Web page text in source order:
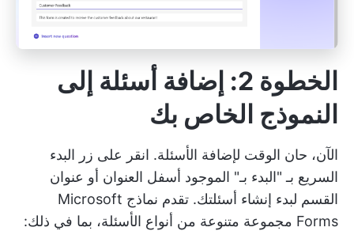
الخطوة 2: إضافة أسئلة إلى
النموذج الخاص بك
الآن، حان الوقت لإضافة الأسئلة. انقر على زر البدء
السريع بـ "البدء بـ" الموجود أسفل العنوان أو عنوان
القسم لبدء إنشاء أسئلتك. تقدم نماذج Microsoft
Forms مجموعة متنوعة من أنواع الأسئلة، بما في ذلك: